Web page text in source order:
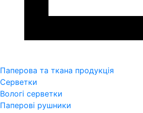
Паперова та ткана продукція
Серветки
Вологі серветки
Паперові рушники